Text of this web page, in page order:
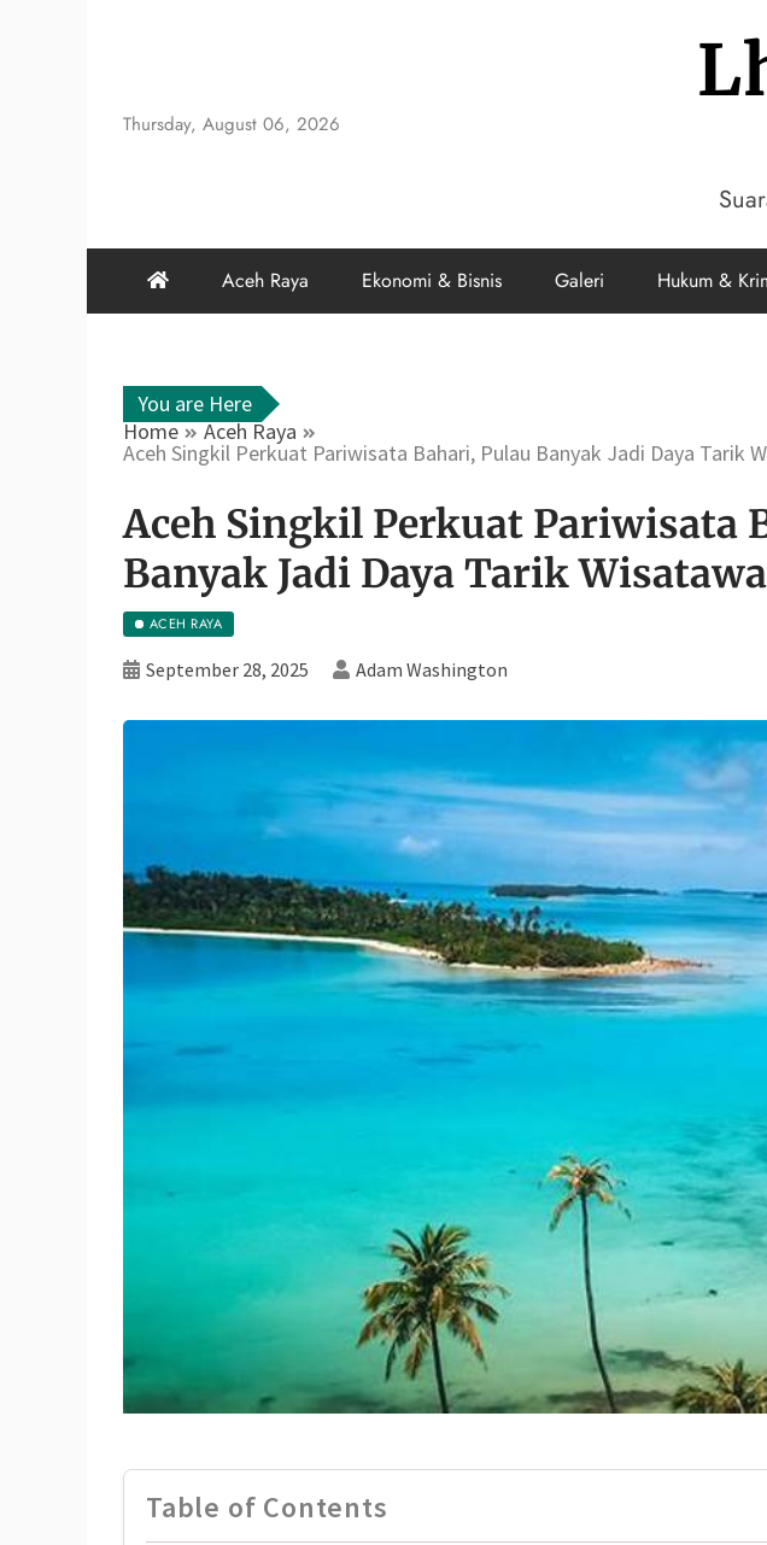
Thursday, August 06, 2026
Aceh Raya Ekonomi & Bisnis Galeri Hukum &
You are Here
Home
Aceh Raya
Aceh Singkil Perkuat Pariwisata Bahari, Pulau Banyak Jadi Daya Tarik
Aceh Singkil Perkuat Pariwisata
Banyak Jadi Daya Tarik
ACEH RAYA
September 28, 2025 Adam Washington
Table of Contents